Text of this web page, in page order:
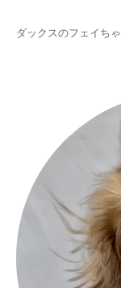
ダックスのフェイち